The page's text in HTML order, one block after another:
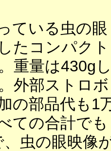
ている虫の眼
たコンパクト
重量は430g
外部ストロボ
の部品代も1
ての合計でも
虫の眼映像